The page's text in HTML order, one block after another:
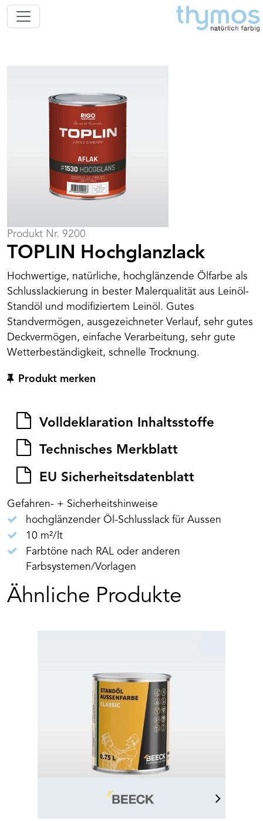
Produkt Nr. 9200
TOPLIN Hochglanzlack
Hochwertige, natürliche, hochglänzende Ölfarbe als
Schlusslackierung in bester Malerqualität aus Leinöl-
Standöl und modifiziertem Leinöl. Gutes
Standvermögen, ausgezeichneter Verlauf, sehr gutes
Deckvermögen, einfache Verarbeitung, sehr gute
Wetterbeständigkeit, schnelle Trocknung.
Produkt merken
Volldeklaration Inhaltsstoffe
Technisches Merkblatt
EU Sicherheitsdatenblatt
Gefahren- + Sicherheitshinweise
hochglänzender Öl-Schlusslack für Aussen
10 m²/lt
Farbtöne nach RAL oder anderen
Farbsystemen/Vorlagen
Ähnliche Produkte